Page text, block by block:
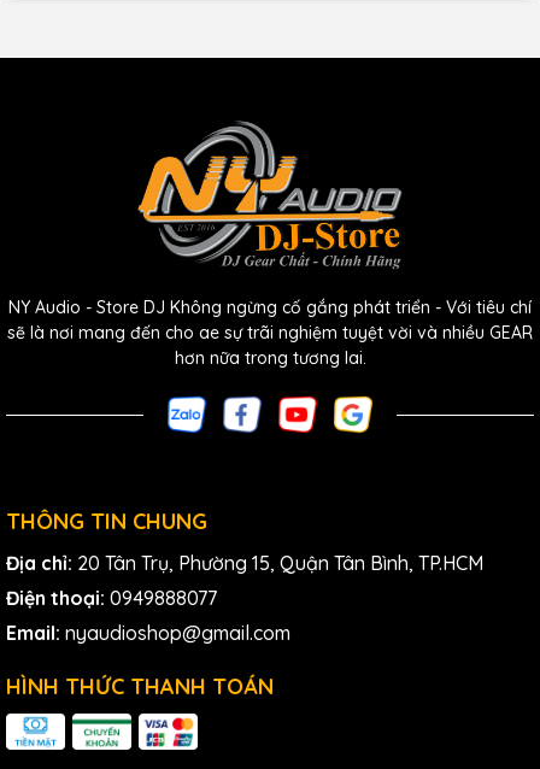
NY Audio - Store DJ Không ngừng cố gắng phát triển - Với tiêu chí
sẽ là nơi mang đến cho ae sự trãi nghiệm tuyệt vời và nhiều GEAR
hơn nữa trong tương lai.
THÔNG TIN CHUNG
Địa chỉ: 20 Tân Trụ, Phường 15, Quận Tân Bình, TP.HCM
Điện thoại: 0949888077
Email: nyaudioshop@gmail.com
HÌNH THỨC THANH TOÁN